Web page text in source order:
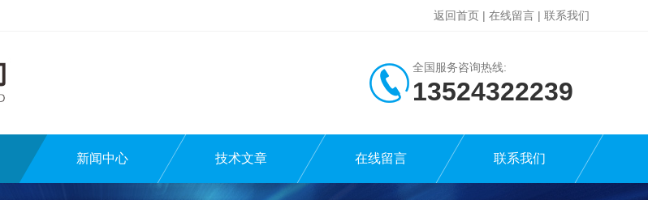
返回首页 | 在线留言 | 联系我们
全国服务咨询热线:
13524322239
新闻中心 技术文章 在线留言 联系我们